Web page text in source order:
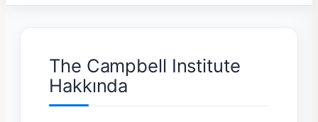
The Campbell Institute
Hakkında